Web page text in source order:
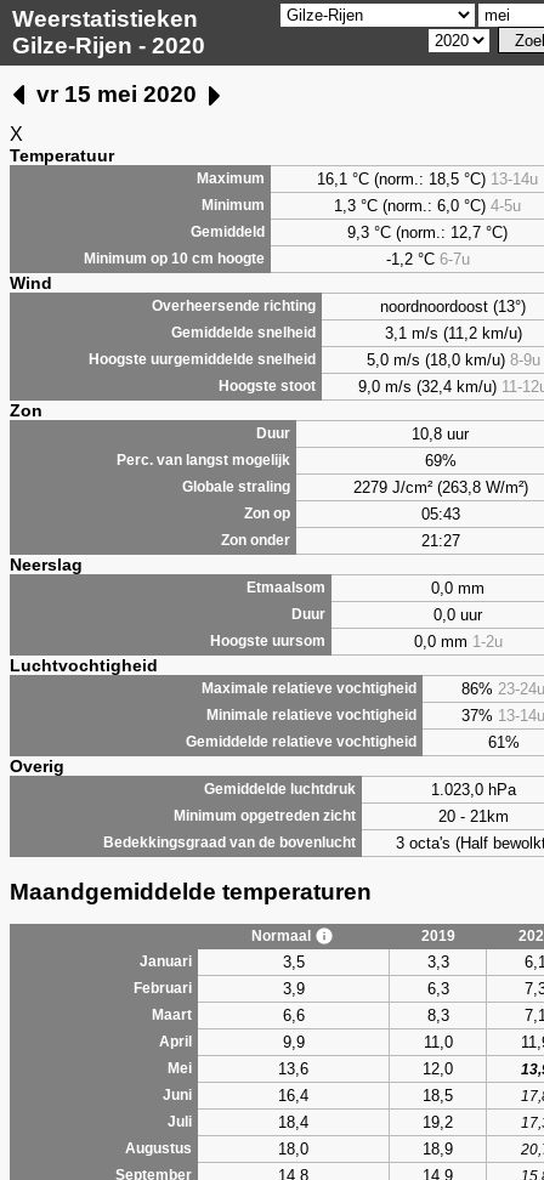
Weerstatistieken
Gilze-Rijen - 2020
vr 15 mei 2020
X
Temperatuur
Maximum 16,1 °C (norm.: 18,5 °C) 13-14u
Minimum 1,3 °C (norm.: 6,0 °C) 4-5u
Gemiddeld 9,3 °C (norm.: 12,7 °C)
Minimum op 10 cm hoogte -1,2 °C 6-7u
Wind
Overheersende richting noordnoordoost (13°)
Gemiddelde snelheid 3,1 m/s (11,2 km/u)
Hoogste uurgemiddelde snelheid 5,0 m/s (18,0 km/u) 8-9u
Hoogste stoot 9,0 m/s (32,4 km/u) 11-
Zon
Duur 10,8 uur
Perc. van langst mogelijk 69%
Globale straling 2279 J/cm² (263,8 W/m²)
Zon op 05:43
Zon onder 21:27
Neerslag
Etmaalsom 0,0 mm
Duur 0,0 uur
Hoogste uursom 0,0 mm 1-2u
Luchtvochtigheid
Maximale relatieve vochtigheid 86% 23-24u
Minimale relatieve vochtigheid 37% 13-14u
Gemiddelde relatieve vochtigheid 61%
Overig
Gemiddelde luchtdruk 1.023,0 hPa
Minimum opgetreden zicht 20 - 21km
Bedekkingsgraad van de bovenlucht 3 octa's (Half
Maandgemiddelde temperaturen
Normaal 2019
Januari
3,5 3,3
Februari 3,9 6,3
Maart 6,6 8,3
April 9,9 11,0
Mei 13,6 12,0
Juni
16,4 18,5
Juli
18,4 19,2
Augustus
18,0 18,9
September
14,8 14,9